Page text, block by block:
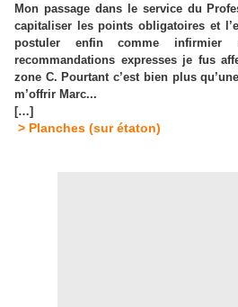
Mon passage dans le service du
capitaliser les points obligatoires et
postuler enfin comme infirmier
recommandations expresses je fus
zone C. Pourtant c’est bien plus
m’offrir Marc...
[…]
> Planches (sur étaton)